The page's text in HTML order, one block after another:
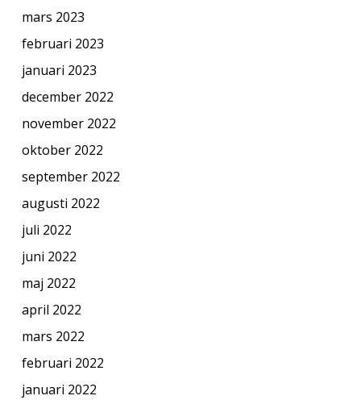
mars 2023
februari 2023
januari 2023
december 2022
november 2022
oktober 2022
september 2022
augusti 2022
juli 2022
juni 2022
maj 2022
april 2022
mars 2022
februari 2022
januari 2022